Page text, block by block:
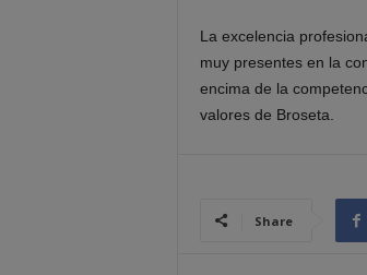
La excelencia
muy presentes en la
encima de la
valores de Broseta.
Share